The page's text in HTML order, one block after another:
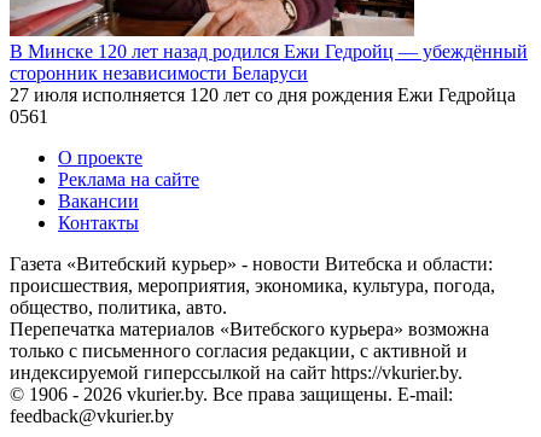
В Минске 120 лет назад родился Ежи Гедройц — убеждённый
сторонник независимости Беларуси
27 июля исполняется 120 лет со дня рождения Ежи Гедройца
0561
О проекте
Реклама на сайте
Вакансии
Контакты
Газета «Витебский курьер» - новости Витебска и области:
происшествия, мероприятия, экономика, культура, погода,
общество, политика, авто.
Перепечатка материалов «Витебского курьера» возможна
только с письменного согласия редакции, с активной и
индексируемой гиперссылкой на сайт https://vkurier.by.
© 1906 - 2026 vkurier.by. Все права защищены. E-mail:
feedback@vkurier.by